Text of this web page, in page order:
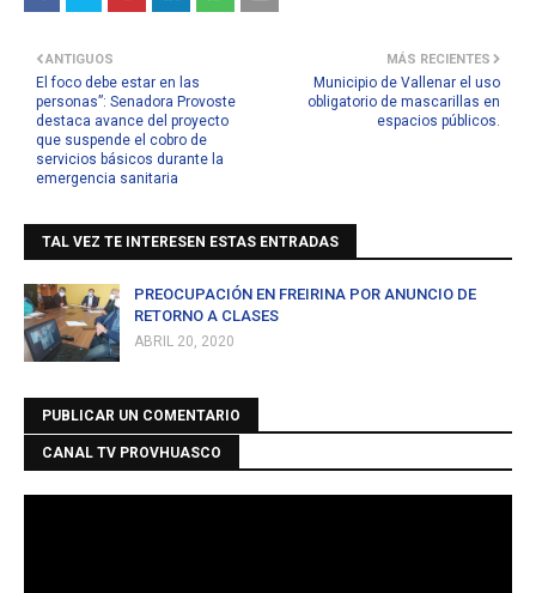
MÁS RECIENTES
Municipio de Vallenar el uso
obligatorio de mascarillas en
espacios públicos.
ANTIGUOS
El foco debe estar en las
personas”: Senadora Provoste
destaca avance del proyecto
que suspende el cobro de
servicios básicos durante la
emergencia sanitaria
TAL VEZ TE INTERESEN ESTAS ENTRADAS
PREOCUPACIÓN EN FREIRINA POR ANUNCIO DE
RETORNO A CLASES
ABRIL 20, 2020
PUBLICAR UN COMENTARIO
CANAL TV PROVHUASCO